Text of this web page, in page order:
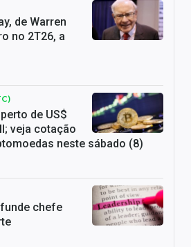
de Warren
no 2T26, a
de US$
veja cotação
neste sábado (8)
chefe